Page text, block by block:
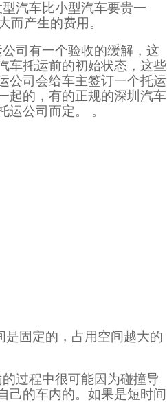
汽车比小型汽车要贵一
而产生的费用。
司有一个验收的缓解，这
车托运前的初始状态，这些
公司会给车主签订一个托运
起的，有的正规的深圳汽车
公司而定。 。
固定的，占用空间越大的
过程中很可能因为碰撞导
己的车内的。如果是短时间